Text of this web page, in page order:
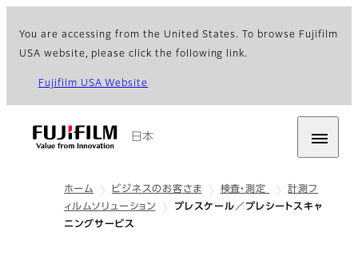
You are accessing from the United States. To browse Fujifilm
USA website, please click the following link.
Fujifilm USA Website
日本
ホーム ビジネスのお客さま 検査・測定
計測フ
ィルムソリューション
プレスケール／プレシートスキャ
ニングサービス